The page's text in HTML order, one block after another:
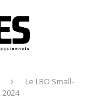
Le LBO Small-